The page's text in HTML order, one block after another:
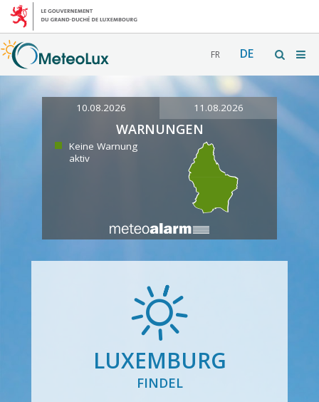
FR DE
10.08.2026 11.08.2026
WARNUNGEN
Keine Warnung
aktiv
LUXEMBURG
FINDEL